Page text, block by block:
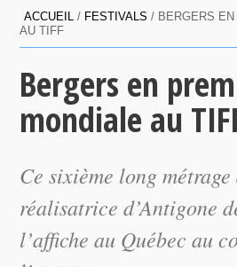
ACCUEIL / FESTIVALS / BERGERS
AU TIFF
Bergers en
mondiale au
Ce sixième long
réalisatrice d’Antigone
l’affiche au Québec au